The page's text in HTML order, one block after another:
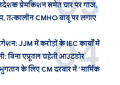
प्रेमकिशन समेत चार पर गाज,
तत्कालीन CMHO बाबू पर लगाए
JJM में करोड़ों के IEC कार्यों में
बिना एप्रूवल चहेती आउटडोर
के लिए CM दरबार में ‘मार्मिक